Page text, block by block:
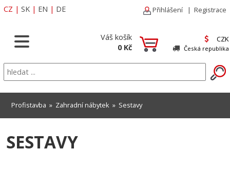
CZ | SK | EN | DE Přihlášení | Registrace
Váš košík
0 Kč
CZK
Česká republika
Profistavba » Zahradní nábytek » Sestavy
SESTAVY